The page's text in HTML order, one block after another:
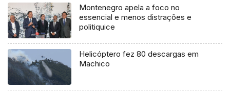
Montenegro apela a foco no
essencial e menos distrações e
politiquice
Helicóptero fez 80 descargas em
Machico